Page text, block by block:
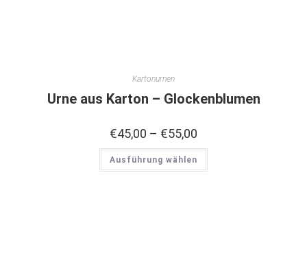
Kartonurnen
Urne aus Karton – Glockenblumen
€45,00 – €55,00
Ausführung wählen